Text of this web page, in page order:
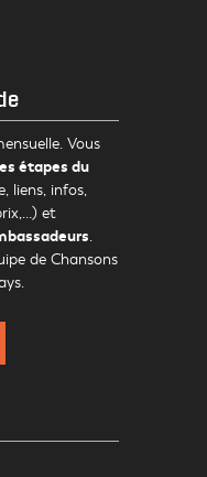
Vous
étapes du
liens, infos,
et
.
de Chansons